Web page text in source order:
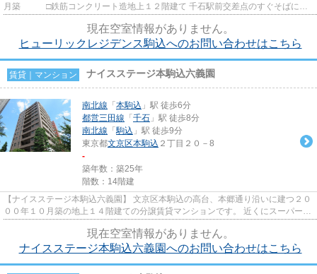
月築 □鉄筋コンクリート造地上１２階建て 千石駅前交差点のすぐそばに立
現在空室情報がありません。
ヒューリックレジデンス駒込へのお問い合わせはこちら
賃貸｜マンション ナイスステージ本駒込六義園
南北線 「 本駒込 」駅 徒歩6分
都営三田線 「 千石 」駅 徒歩8分
南北線 「駒込 」駅 徒歩9分
東京都文京区本駒込 ２丁目２０－8
-
築年数：築25年
階数：14階建
【ナイスステージ本駒込六義園】 文京区本駒込の高台、本郷通り沿いに建つ２０
００年１０月築の地上１４階建ての分譲賃貸マンションです。 近くにスーパー・
現在空室情報がありません。
ナイスステージ本駒込六義園へのお問い合わせはこちら